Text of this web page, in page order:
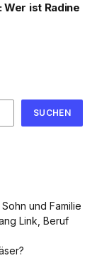
Wer ist Radine
SUCHEN
und Familie
Link, Beruf